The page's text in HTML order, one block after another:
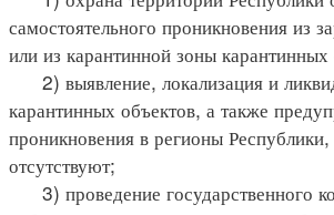
самостоятельного проникновения из
или из карантинной зоны карантинных
2) выявление, локализация и
карантинных объектов, а также
проникновения в регионы
отсутствуют;
3) проведение государственного